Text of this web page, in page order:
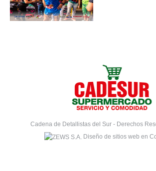
Cadena de Detallistas del Sur - Derechos
Diseño de sitios web en